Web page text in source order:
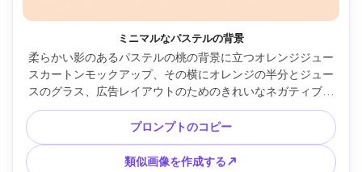
ミニマルなパステルの背景
柔らかい影のあるパステルの桃の背景に立つオレンジジュー
スカートンモックアップ、その横にオレンジの半分とジュー
スのグラス、広告レイアウトのためのきれいなネガティブス
ペース、穏やかなグラデーションフォーロフのスタジオ照
明、Sony A1で撮影、70mmレンズ、シャープなエッジとリ
アルな紙の質感、製品広告スタイル、テキストなし、ロゴな
し --ar 4:5
プロンプトのコピー
類似画像を作成する↗